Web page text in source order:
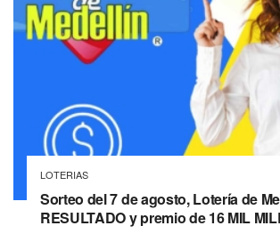
LOTERIAS
Sorteo del 7 de agosto, Lotería de
RESULTADO y premio de 16 MIL